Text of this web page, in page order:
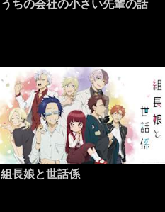
うちの会社の小さい先輩の話
組長娘と世話係